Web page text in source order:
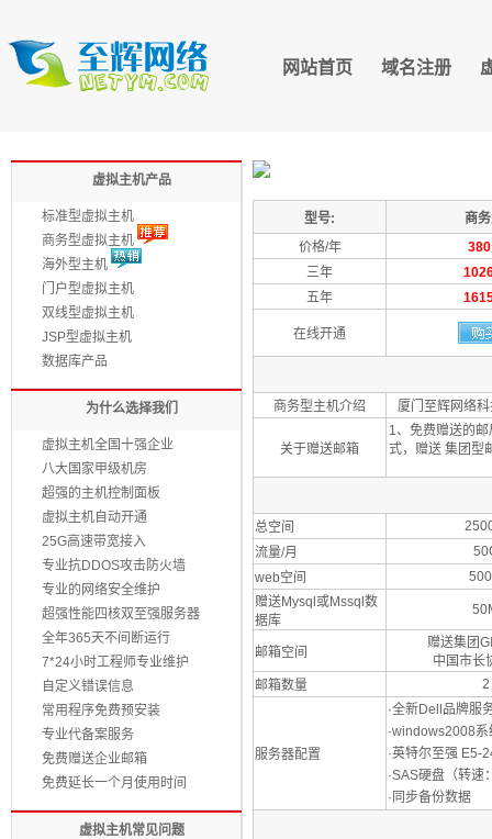
网站首页 域名注册
虚拟主机产品
标准型虚拟主机
商务型虚拟主机
海外型主机
门户型虚拟主机
双线型虚拟主机
JSP型虚拟主机
数据库产品
为什么选择我们
虚拟主机全国十强企业
八大国家甲级机房
超强的主机控制面板
虚拟主机自动开通
25G高速带宽接入
专业抗DDOS攻击防火墙
专业的网络安全维护
超强性能四核双至强服务器
全年365天不间断运行
7*24小时工程师专业维护
自定义错误信息
常用程序免费预安装
专业代备案服务
免费赠送企业邮箱
免费延长一个月使用时间
虚拟主机常见问题
型号:
商
价格/年
380
三年
五年
在线开通
商务型主机介绍 厦门至辉网络
关于赠送邮箱
1、免费赠送的
式，赠送 集团型
总空间
流量/月
web空间
赠送Mysql或Mssql数
据库
邮箱空间
赠送集团
中国市长
邮箱数量
2
服务器配置
·全新Dell品牌服
·windows2008
·英特尔至强 E5-
·SAS硬盘（转
·同步备份数据